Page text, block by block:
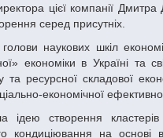
цієї компанії
серед присутніх.
економіки в Україні
ресурсної складової
економічної
кондиціювання на